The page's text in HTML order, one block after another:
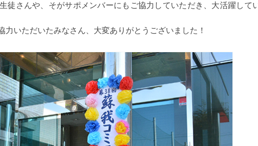
徒さんや、そがサポメンバーにもご協力していただき、大活躍して
力いただいたみなさん、大変ありがとうございました！